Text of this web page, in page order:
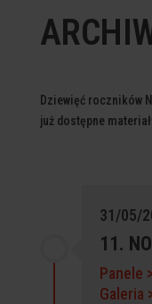
Dziewięć roczników
już dostępne
31/05/
11.
Panele
Galeria